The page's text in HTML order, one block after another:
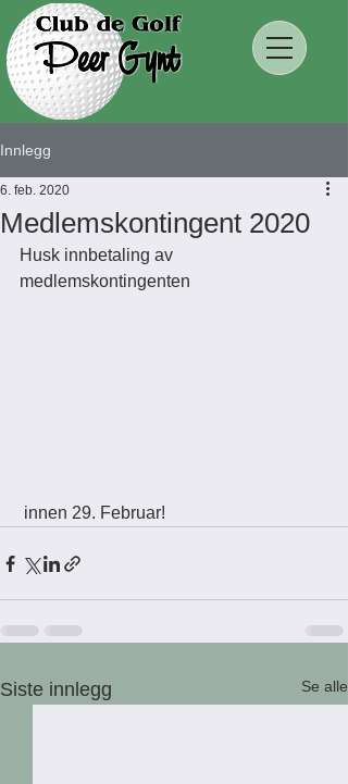
Innlegg
Medlemskontingent 2020
6. feb. 2020
Husk innbetaling av
medlemskontingenten
innen 29. Februar!
Siste innlegg Se alle